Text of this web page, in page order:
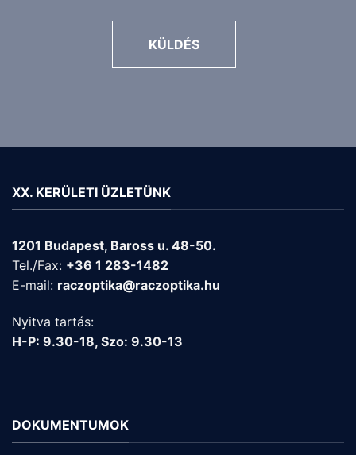
KÜLDÉS
XX. KERÜLETI ÜZLETÜNK
1201 Budapest, Baross u. 48-50.
Tel./Fax: +36 1 283-1482
E-mail: raczoptika@raczoptika.hu
Nyitva tartás:
H-P: 9.30-18, Szo: 9.30-13
DOKUMENTUMOK